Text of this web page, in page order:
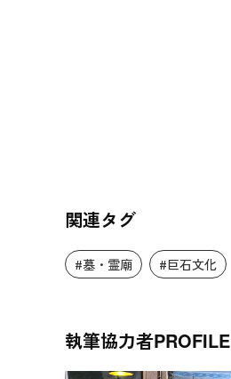
関連タグ
#墓・霊廟 #巨石文化
執筆協力者PROFILE